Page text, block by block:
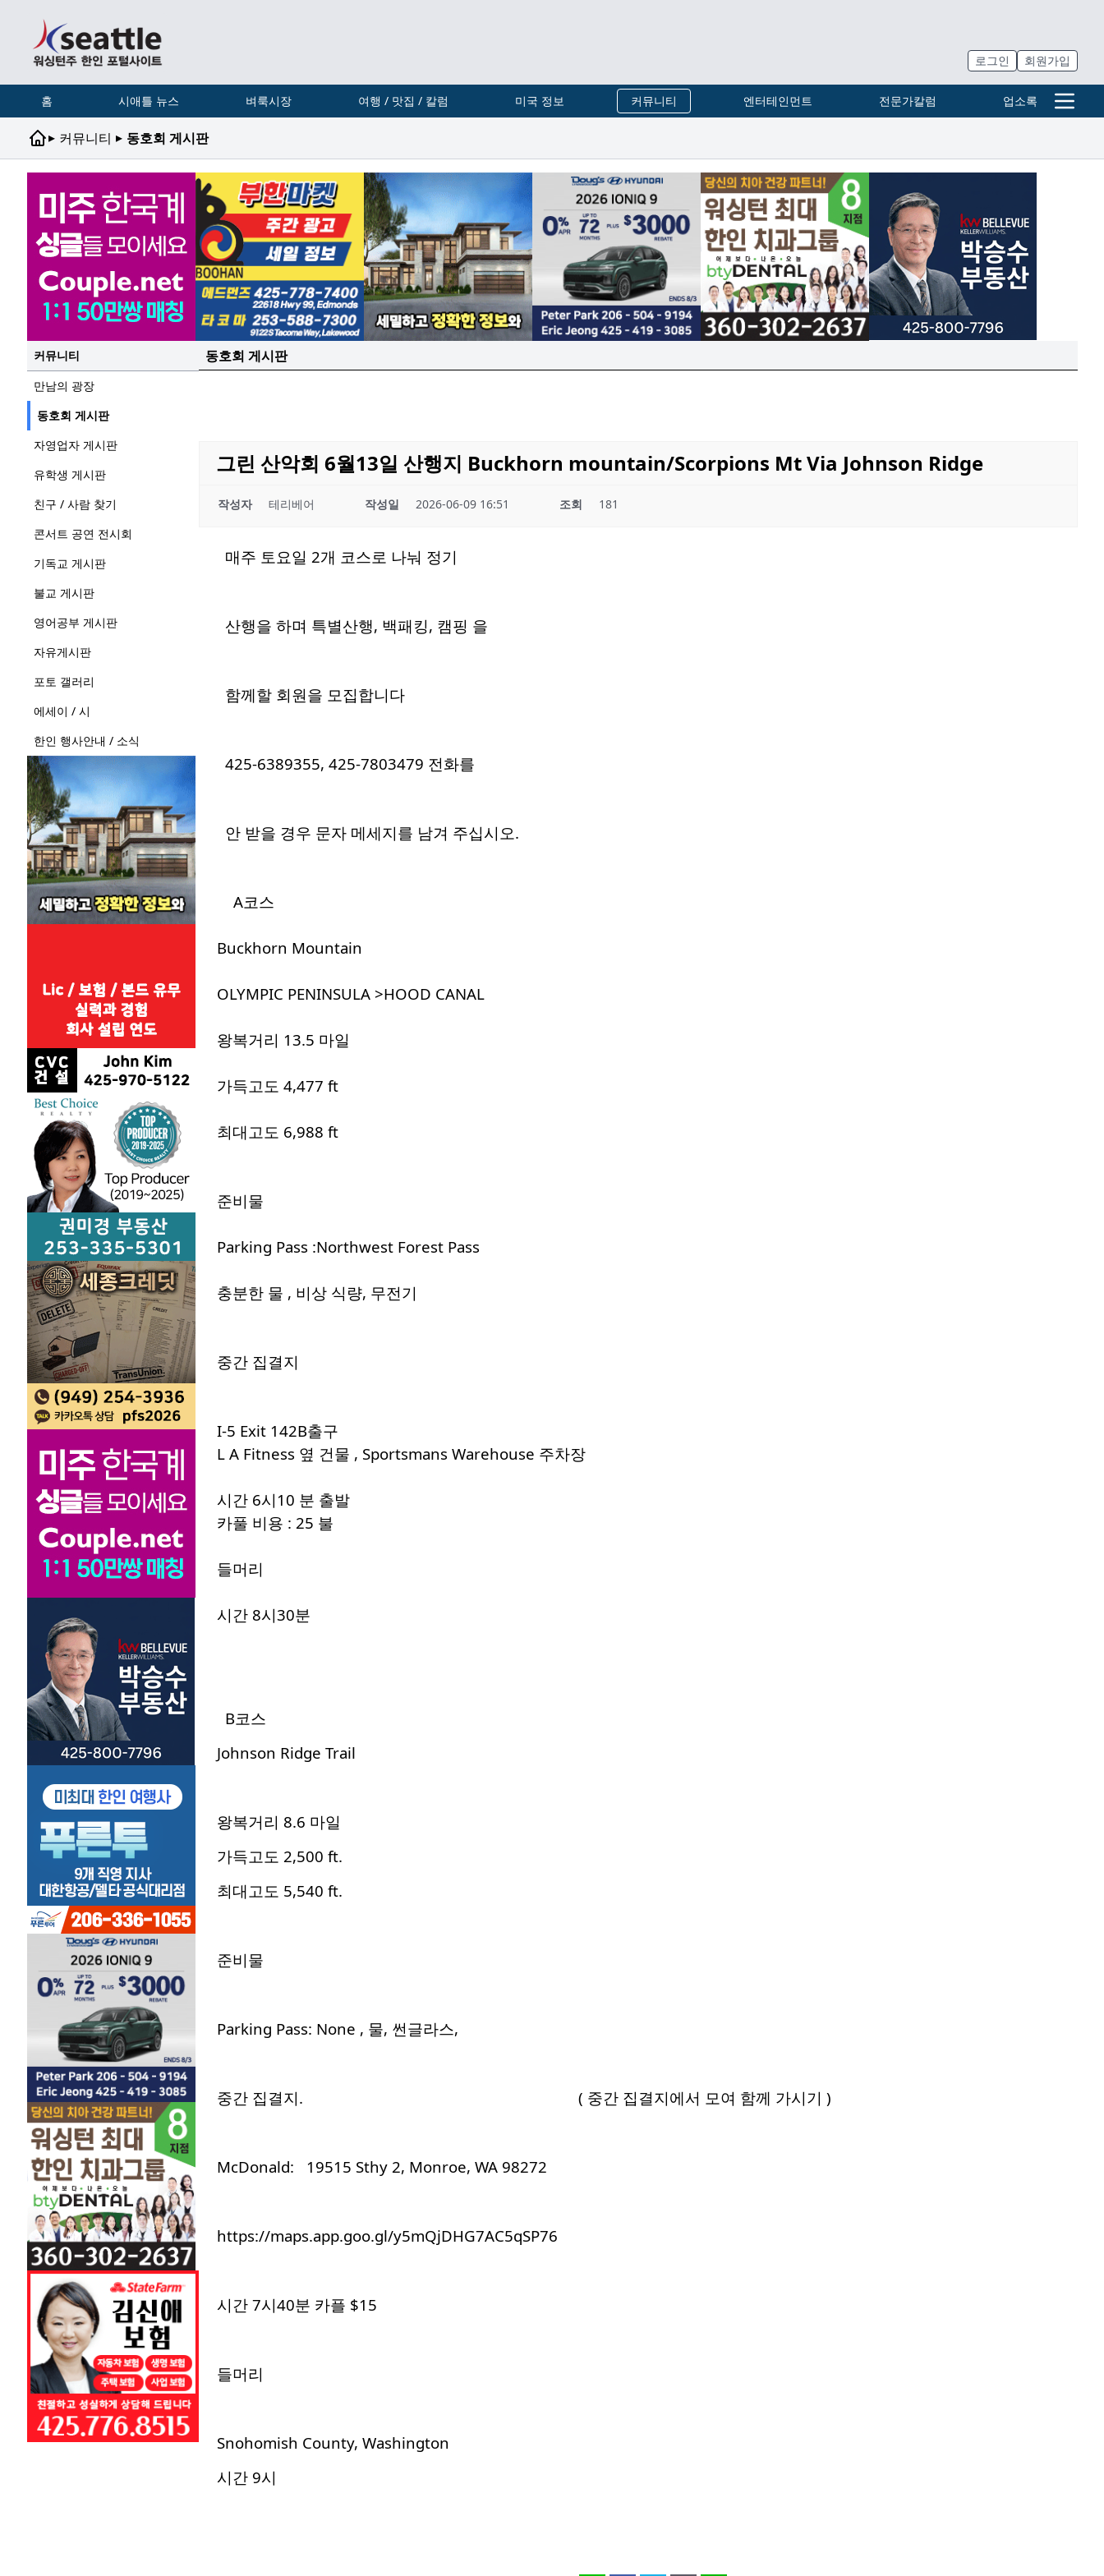
로그인 회원가입
홈 시애틀 뉴스 벼룩시장 여행 / 맛집 / 칼럼 미국 정보 커뮤니티 엔터테인먼트 전문가칼럼 업소록
▸ 커뮤니티 ▸ 동호회 게시판
커뮤니티
만남의 광장
동호회 게시판
자영업자 게시판
유학생 게시판
친구 / 사람 찾기
콘서트 공연 전시회
기독교 게시판
불교 게시판
영어공부 게시판
자유게시판
포토 갤러리
에세이 / 시
한인 행사안내 / 소식
동호회 게시판
그린 산악회 6월13일 산행지 Buckhorn mountain/Scorpions Mt Via Johnson Ridge
작성자 테리베어 작성일 2026-06-09 16:51 조회 181
매주 토요일 2개 코스로 나눠 정기
산행을 하며 특별산행, 백패킹, 캠핑 을
함께할 회원을 모집합니다
425-6389355, 425-7803479 전화를
안 받을 경우 문자 메세지를 남겨 주십시오.
A코스
Buckhorn Mountain
OLYMPIC PENINSULA >HOOD CANAL
왕복거리 13.5 마일
가득고도 4,477 ft
최대고도 6,988 ft
준비물
Parking Pass :Northwest Forest Pass
충분한 물 , 비상 식량, 무전기
중간 집결지
I-5 Exit 142B출구
L A Fitness 옆 건물 , Sportsmans Warehouse 주차장
시간 6시10 분 출발
카풀 비용 : 25 불
들머리
시간 8시30분
B코스
Johnson Ridge Trail
왕복거리 8.6 마일
가득고도 2,500 ft.
최대고도 5,540 ft.
준비물
Parking Pass: None , 물, 썬글라스,
중간 집결지. ( 중간 집결지에서 모여 함께 가시기 )
McDonald: 19515 Sthy 2, Monroe, WA 98272
https://maps.app.goo.gl/y5mQjDHG7AC5qSP76
시간 7시40분 카플 $15
들머리
Snohomish County, Washington
시간 9시